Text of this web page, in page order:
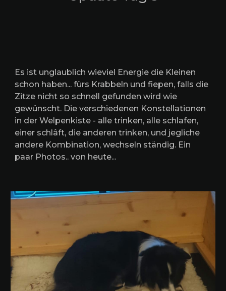
Es ist unglaublich wieviel Energie die Kleinen
schon haben... fürs Krabbeln und fiepen, falls die
Zitze nicht so schnell gefunden wird wie
gewünscht. Die verschiedenen Konstellationen
in der Welpenkiste - alle trinken, alle schlafen,
einer schlâft, die anderen trinken, und jegliche
andere Kombination, wechseln ständig. Ein
paar Photos.. von heute...